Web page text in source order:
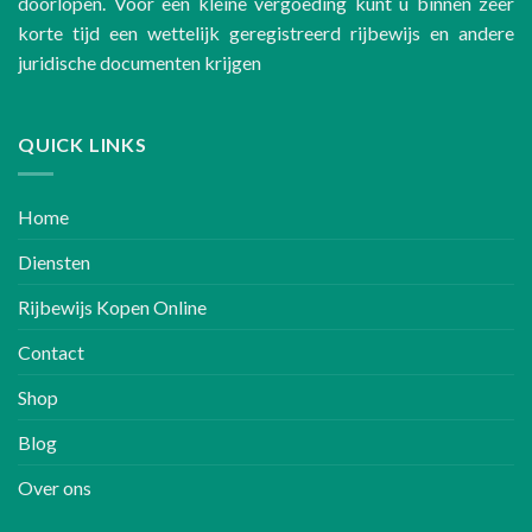
korte tijd een wettelijk geregistreerd rijbewijs en andere
juridische documenten krijgen
QUICK LINKS
Home
Diensten
Rijbewijs Kopen Online
Contact
Shop
Blog
Over ons